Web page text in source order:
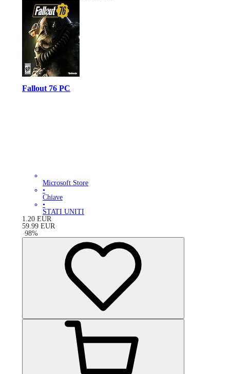
Fallout 76 PC
Microsoft Store
•
Chiave
•
STATI UNITI
1.20 EUR
59.99 EUR
-98%